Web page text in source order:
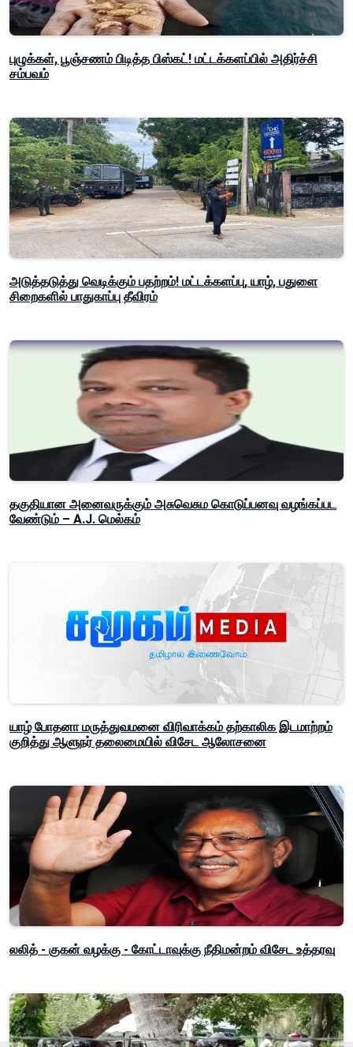
புழுக்கள், பூஞ்சணம் பிடித்த பிஸ்கட்! மட்டக்களப்பில் அதிர்ச்சி
சம்பவம்
அடுத்தடுத்து வெடிக்கும் பதற்றம்! மட்டக்களப்பு, யாழ், பதுளை
சிறைகளில் பாதுகாப்பு தீவிரம்
தகுதியான அனைவருக்கும் அசுவெசும கொடுப்பனவு வழங்கப்பட
வேண்டும் – A.J. மெல்கம்
யாழ் போதனா மருத்துவமனை விரிவாக்கம் தற்காலிக இடமாற்றம்
குறித்து ஆளுநர் தலைமையில் விசேட ஆலோசனை
லலித் - குகன் வழக்கு - கோட்டாவுக்கு நீதிமன்றம் விசேட உத்தரவு